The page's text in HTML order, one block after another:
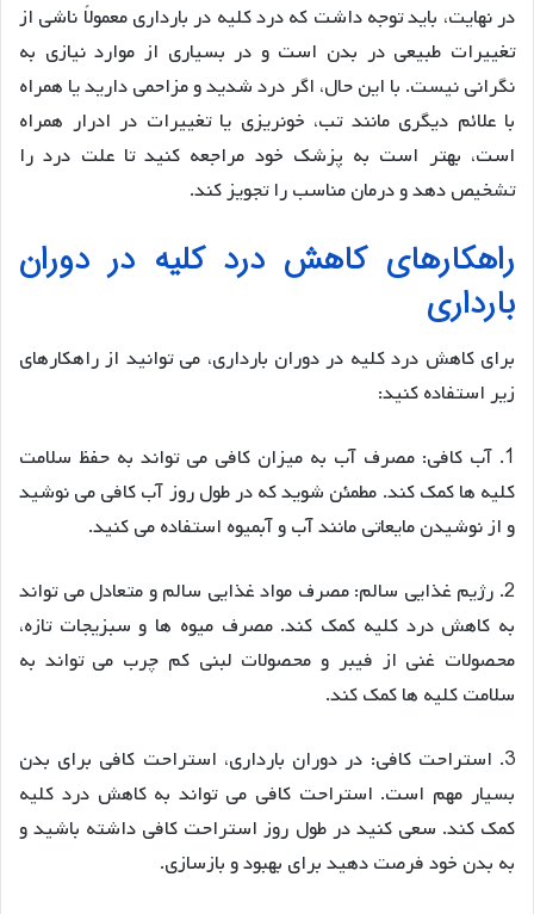
در نهایت، باید توجه داشت که درد کلیه در بارداری معمولاً ناشی از
تغییرات طبیعی در بدن است و در بسیاری از موارد نیازی به
نگرانی نیست. با این حال، اگر درد شدید و مزاحمی دارید یا همراه
با علائم دیگری مانند تب، خونریزی یا تغییرات در ادرار همراه
است، بهتر است به پزشک خود مراجعه کنید تا علت درد را
تشخیص دهد و درمان مناسب را تجویز کند.
راهکارهای کاهش درد کلیه در دوران
بارداری
برای کاهش درد کلیه در دوران بارداری، می توانید از راهکارهای
زیر استفاده کنید:
1. آب کافی: مصرف آب به میزان کافی می تواند به حفظ سلامت
کلیه ها کمک کند. مطمئن شوید که در طول روز آب کافی می نوشید
و از نوشیدن مایعاتی مانند آب و آبمیوه استفاده می کنید.
2. رژیم غذایی سالم: مصرف مواد غذایی سالم و متعادل می تواند
به کاهش درد کلیه کمک کند. مصرف میوه ها و سبزیجات تازه،
محصولات غنی از فیبر و محصولات لبنی کم چرب می تواند به
سلامت کلیه ها کمک کند.
3. استراحت کافی: در دوران بارداری، استراحت کافی برای بدن
بسیار مهم است. استراحت کافی می تواند به کاهش درد کلیه
کمک کند. سعی کنید در طول روز استراحت کافی داشته باشید و
به بدن خود فرصت دهید برای بهبود و بازسازی.